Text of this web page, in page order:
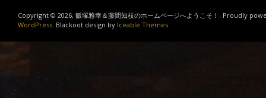
Copyright © 2026, 飯塚雅幸＆藤間知枝のホームページへようこそ！. Proudly
WordPress. Blackoot design by Iceable Themes.